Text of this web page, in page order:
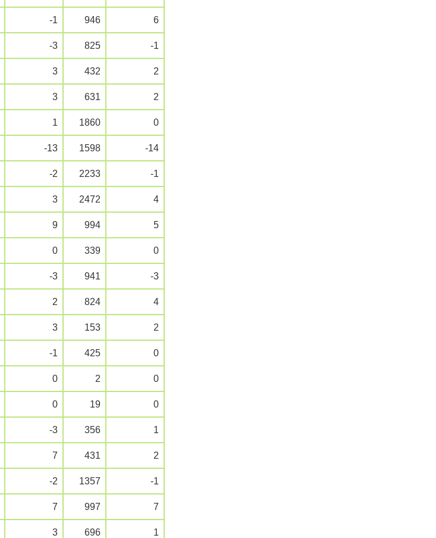
-1 946 6
-3 825 -1
3 432 2
3 631 2
1 1860 0
-13 1598 -14
-2 2233 -1
3 2472 4
9 994 5
0 339 0
-3 941 -3
2 824 4
3 153 2
-1 425 0
0 2 0
0 19 0
-3 356 1
7 431 2
-2 1357 -1
7 997 7
3 696 1